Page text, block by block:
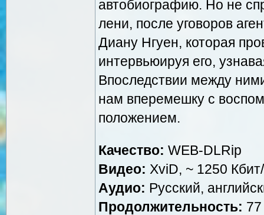
автобиографию. Но не
лени, после уговоров
Диану Нгуен, которая
интервьюируя его,
Впоследствии между
нам вперемешку с
положением.
Качество: WEB-DLRip
Видео: XviD, ~ 1250
Аудио: Русский,
Продолжительность: